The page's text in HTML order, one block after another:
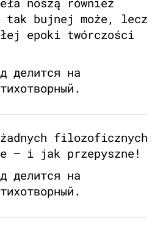
bujnej może, lecz
epoki twórczości
делится на
filozoficznych
— i jak przepyszne!
делится на